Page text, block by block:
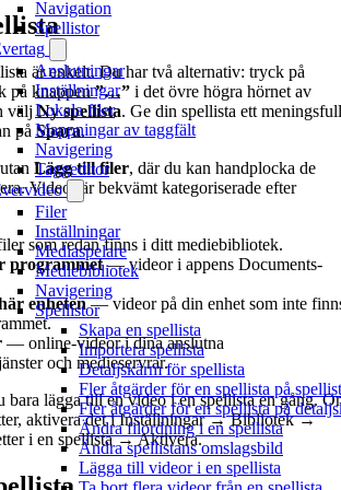
Navigation
Spellistor
Anslutningar
Inställningar
Lokala filer
Mappningar av taggfält
Navigering
Taggeditor
Filer
Inställningar
Mediaspelare
Mediebibliotek
Navigering
Spellistor
Skapa en spellista
Importera spellista
Detaljskärm för spellista
Fler åtgärder för en spellista på
Fler åtgärder för en spellista på
Ändra filordning i en spellista
Ändra spellistans omslagsbild
Lägga till videor i en spellista
är enkelt. Du har två alternativ: tryck på
på knappen”…” i det övre högra hörnet av
väljNy spellista. Ge din spellista ett
påSpara.
Lägg till filer, där du kan handplocka de
Videor är bekvämt kategoriserade efter
som redan finns i ditt mediebibliotek.
programmet— videor i appens Documents-
enheten— videor på din enhet som inte
— online-videor i dina anslutna
och medieservrar.
bara lägga till en video i en spellista en gång.
aktivera det i Inställningar → Bibliotek →
i en spellista → Aktivera.